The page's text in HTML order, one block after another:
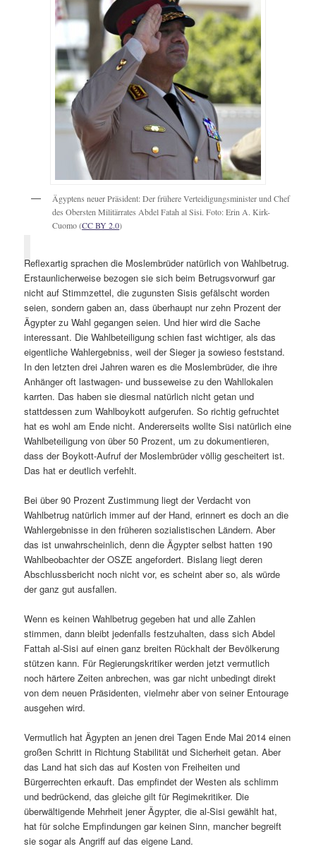
Ägyptens neuer Präsident: Der frühere Verteidigungsminister und Chef
des Obersten Militärrates Abdel Fatah al Sisi. Foto: Erin A. Kirk-
Cuomo (CC BY 2.0)
Reflexartig sprachen die Moslembrüder natürlich von Wahlbetrug.
Erstaunlicherweise bezogen sie sich beim Betrugsvorwurf gar
nicht auf Stimmzettel, die zugunsten Sisis gefälscht worden
seien, sondern gaben an, dass überhaupt nur zehn Prozent der
Ägypter zu Wahl gegangen seien. Und hier wird die Sache
interessant. Die Wahlbeteiligung schien fast wichtiger, als das
eigentliche Wahlergebniss, weil der Sieger ja sowieso feststand.
In den letzten drei Jahren waren es die Moslembrüder, die ihre
Anhänger oft lastwagen- und busseweise zu den Wahllokalen
karrten. Das haben sie diesmal natürlich nicht getan und
stattdessen zum Wahlboykott aufgerufen. So richtig gefruchtet
hat es wohl am Ende nicht. Andererseits wollte Sisi natürlich eine
Wahlbeteiligung von über 50 Prozent, um zu dokumentieren,
dass der Boykott-Aufruf der Moslembrüder völlig gescheitert ist.
Das hat er deutlich verfehlt.
Bei über 90 Prozent Zustimmung liegt der Verdacht von
Wahlbetrug natürlich immer auf der Hand, erinnert es doch an die
Wahlergebnisse in den früheren sozialistischen Ländern. Aber
das ist unwahrscheinlich, denn die Ägypter selbst hatten 190
Wahlbeobachter der OSZE angefordert. Bislang liegt deren
Abschlussbericht noch nicht vor, es scheint aber so, als würde
der ganz gut ausfallen.
Wenn es keinen Wahlbetrug gegeben hat und alle Zahlen
stimmen, dann bleibt jedenfalls festzuhalten, dass sich Abdel
Fattah al-Sisi auf einen ganz breiten Rückhalt der Bevölkerung
stützen kann. Für Regierungskritiker werden jetzt vermutlich
noch härtere Zeiten anbrechen, was gar nicht unbedingt direkt
von dem neuen Präsidenten, vielmehr aber von seiner Entourage
ausgehen wird.
Vermutlich hat Ägypten an jenen drei Tagen Ende Mai 2014 einen
großen Schritt in Richtung Stabilität und Sicherheit getan. Aber
das Land hat sich das auf Kosten von Freiheiten und
Bürgerrechten erkauft. Das empfindet der Westen als schlimm
und bedrückend, das gleiche gilt für Regimekritiker. Die
überwältigende Mehrheit jener Ägypter, die al-Sisi gewählt hat,
hat für solche Empfindungen gar keinen Sinn, mancher begreift
sie sogar als Angriff auf das eigene Land.